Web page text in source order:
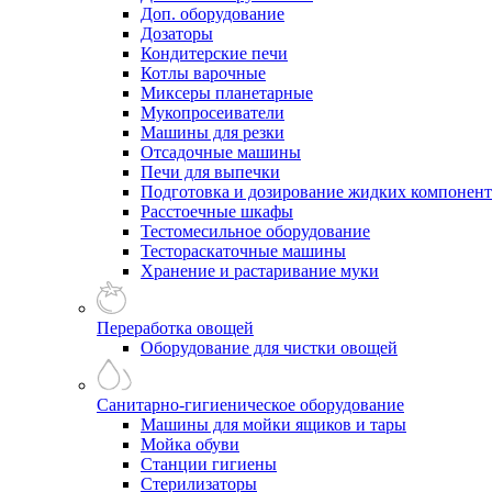
Доп. оборудование
Дозаторы
Кондитерские печи
Котлы варочные
Миксеры планетарные
Мукопросеиватели
Машины для резки
Отсадочные машины
Печи для выпечки
Подготовка и дозирование жидких
Расстоечные шкафы
Тестомесильное оборудование
Тестораскаточные машины
Хранение и растаривание муки
Переработка овощей
Оборудование для чистки овощей
Санитарно-гигиеническое оборудование
Машины для мойки ящиков и тары
Мойка обуви
Станции гигиены
Стерилизаторы